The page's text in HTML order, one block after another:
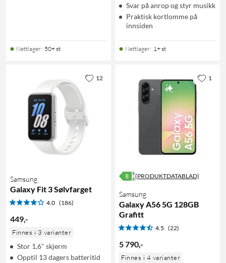
Nettlager: 50+ st
Svar på anrop og styr musikk
Praktisk kortlomme på
innsiden
Nettlager: 1+ st
Samsung
Galaxy Fit 3 Sølvfarget
4.0 (186)
449,-
Finnes i 3 varianter
Stor 1,6" skjerm
Opptil 13 dagers batteritid
12
(PRODUKTDATABLAD)
Samsung
Galaxy A56 5G 128GB
Grafitt
4.5 (22)
5 790,-
Finnes i 4 varianter
1